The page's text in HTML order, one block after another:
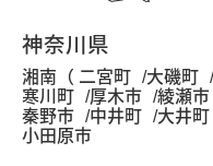
神奈川県
湘南（ 二宮町 大磯町
寒川町 厚木市 綾瀬市
秦野市 中井町 大井町
小田原市